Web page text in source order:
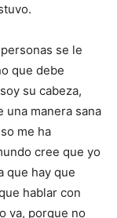
se le
que debe
su cabeza,
una manera sana
me ha
cree que yo
que hay que
hablar con
va, porque no